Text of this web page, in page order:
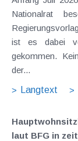
Nationalrat
ist es dabei
gekommen.
der...
Langtext
laut BFG in